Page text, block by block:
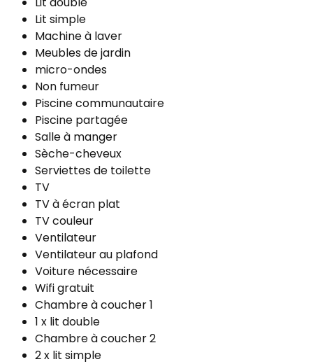
Lit simple
Machine à laver
Meubles de jardin
micro-ondes
Non fumeur
Piscine communautaire
Piscine partagée
Salle à manger
Sèche-cheveux
Serviettes de toilette
TV
TV à écran plat
TV couleur
Ventilateur
Ventilateur au plafond
Voiture nécessaire
Wifi gratuit
Chambre à coucher 1
1 x lit double
Chambre à coucher 2
2 x lit simple